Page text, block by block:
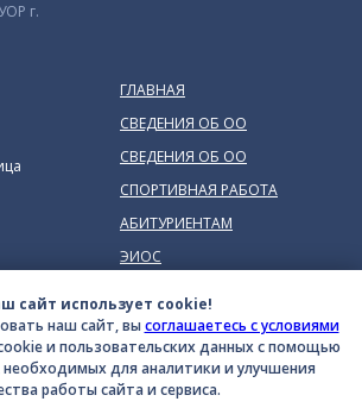
сайт использует cookie!
наш сайт, вы соглашаетесь с условиями
и пользовательских данных с помощью
для аналитики и улучшения
работы сайта и сервиса.
г.
г.
Победы,
9-73-48
ГЛАВНАЯ
СВЕДЕНИЯ ОБ ОО
СВЕДЕНИЯ ОБ ОО
СПОРТИВНАЯ РАБОТА
АБИТУРИЕНТАМ
ЭИОС
НОВОСТИ
ОБРАТНАЯ СВЯЗЬ